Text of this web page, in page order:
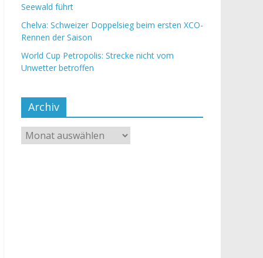
Seewald führt
Chelva: Schweizer Doppelsieg beim ersten XCO-
Rennen der Saison
World Cup Petropolis: Strecke nicht vom
Unwetter betroffen
Archiv